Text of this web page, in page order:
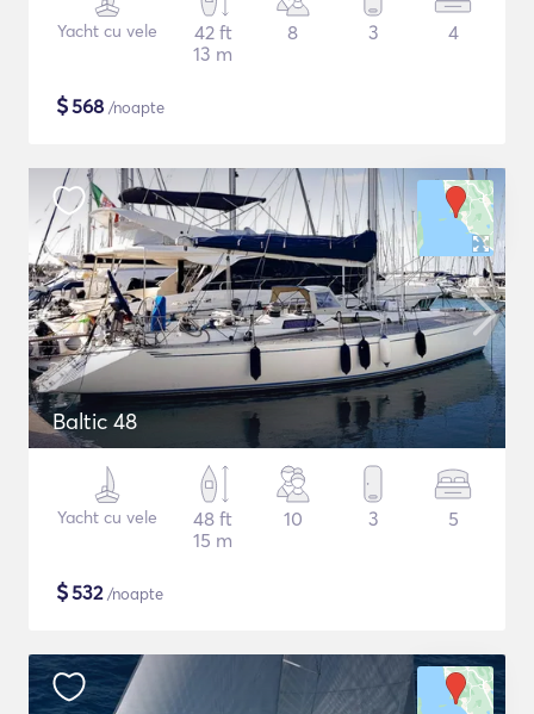
Yacht cu vele
42 ft
13 m
8 3 4
$568 /noapte
Baltic 48
Yacht cu vele
48 ft
15 m
10 3 5
$532/noapte